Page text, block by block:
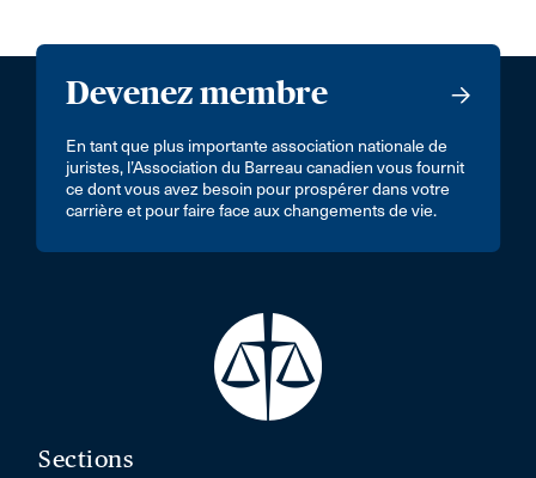
Devenez membre
En tant que plus importante association nationale de
juristes, l’Association du Barreau canadien vous fournit
ce dont vous avez besoin pour prospérer dans votre
carrière et pour faire face aux changements de vie.
Sections